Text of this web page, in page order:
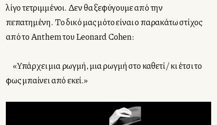
λίγο τετριμμένοι. Δεν θα ξεφύγουμε από την
πεπατημένη. Το δικό μας μότο είναι ο παρακάτω στίχος
από το Anthem του Leonard Cohen:
«Υπάρχει μια ρωγμή, μια ρωγμή στο καθετί / κι έτσι το
φως μπαίνει από εκεί.»